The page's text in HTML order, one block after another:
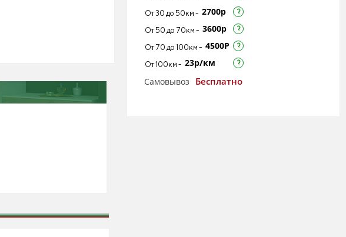
От 30 до 50км - 2700р
От 50 до 70км - 3600р
От 70 до 100км - 4500Р
От 100км - 23р/км
Самовывоз
Бесплатно